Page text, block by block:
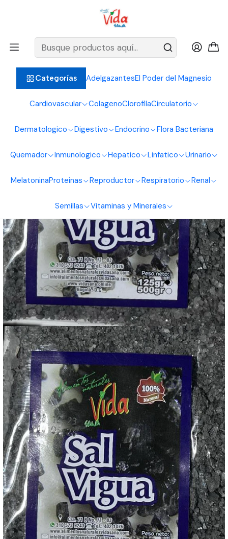
Categorías AdelgazantesEl Poder del Magnesio
Cardiovascular ColagenoClorofilaCirculatorio
Dermatologico Digestivo Endocrino Flora Bacteriana
Quemador Inmunologico Hepatico Linfatico Urinario
MelatoninaProteinas Reproductor Respiratorio Renal
Semillas Vitaminas y Minerales
BIENVENIDOS ALIMENTOS NATURALES VIDA SANA